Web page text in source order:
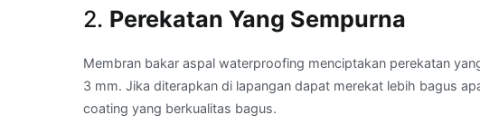
2. Perekatan Yang Sempurna
Membran bakar aspal waterproofing menciptakan perekatan
3 mm. Jika diterapkan di lapangan dapat merekat lebih bagus
coating yang berkualitas bagus.